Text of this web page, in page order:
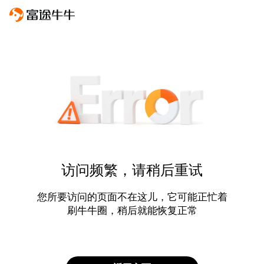
访问频繁，请稍后重试
您所要访问的页面不在这儿，它可能正忙着
刷牛牛圈，稍后就能恢复正常